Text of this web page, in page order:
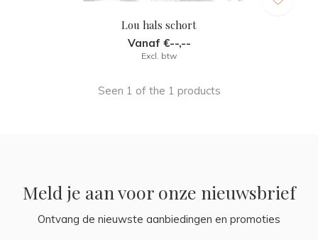
Lou hals schort
Vanaf €--,--
Excl. btw
Seen 1 of the 1 products
Meld je aan voor onze nieuwsbrief
Ontvang de nieuwste aanbiedingen en promoties